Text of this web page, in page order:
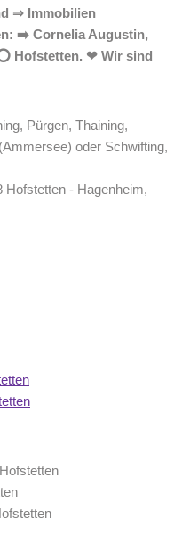
⇒ Immobilien
➡️ Cornelia Augustin,
Hofstetten. ❤ Wir sind